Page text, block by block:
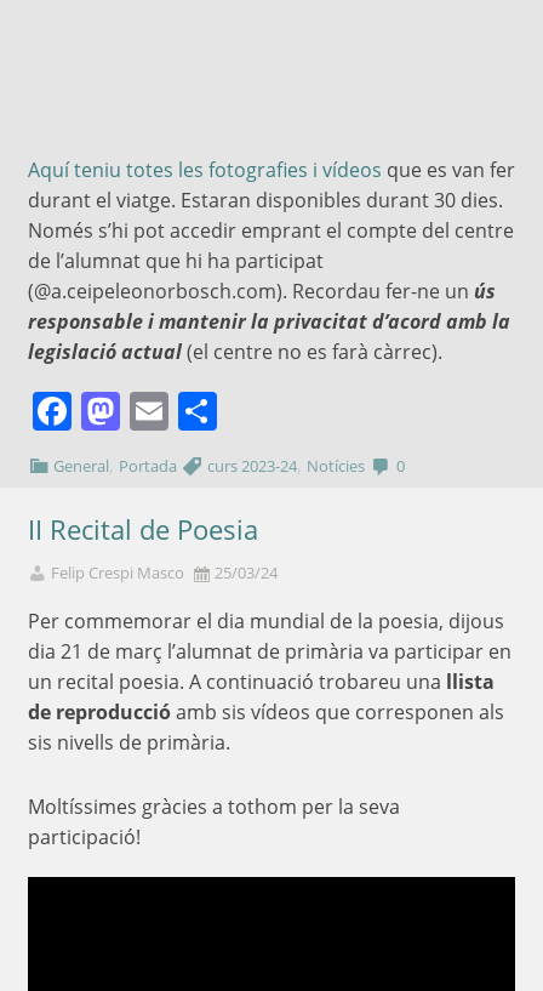
Aquí teniu totes les fotografies i vídeos que es van fer
durant el viatge. Estaran disponibles durant 30 dies.
Només s’hi pot accedir emprant el compte del centre
de l’alumnat que hi ha participat
(@a.ceipeleonorbosch.com). Recordau fer-ne un ús
responsable i mantenir la privacitat d’acord amb la
legislació actual(el centre no es farà càrrec).
Facebook
Mastodon
Email
General Portada curs 2023-24 Notícies 0
II Recital de Poesia
Felip Crespi Masco 25/03/24
Per commemorar el dia mundial de la poesia, dijous
dia 21 de març l’alumnat de primària va participar en
un recital poesia. A continuació trobareu una llista
de reproduccióamb sis vídeos que corresponen als
sis nivells de primària.
Moltíssimes gràcies a tothom per la seva
participació!